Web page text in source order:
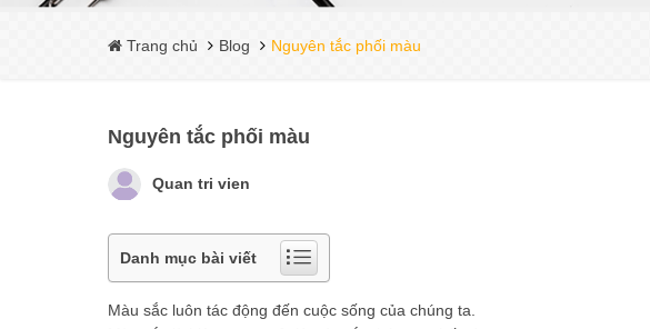
Trang chủ Blog Nguyên tắc phối màu
Nguyên tắc phối màu
Quan tri vien
Danh mục bài viết
Màu sắc luôn tác động đến cuộc sống của chúng ta.